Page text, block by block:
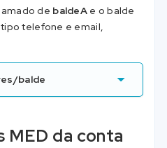
de baldeAe o balde
telefone e email,
balde
MED da conta